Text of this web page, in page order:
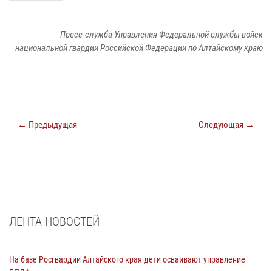
Пресс-служба Управления Федеральной службы войск
национальной гвардии Российской Федерации по Алтайскому краю
← Предыдущая Следующая →
ЛЕНТА НОВОСТЕЙ
На базе Росгвардии Алтайского края дети осваивают управление